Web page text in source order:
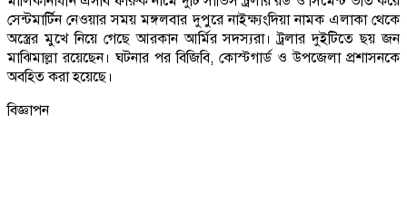
সেন্টমার্টিন নেওয়ার সময় মঙ্গলবার দুপুরে নাইক্ষ্যংদিয়া নামক এলাকা থেকে
অস্ত্রের মুখে নিয়ে গেছে আরকান আর্মির সদস্যরা। ট্রলার দুইটিতে ছয় জন
মাঝিমাল্লা রয়েছেন। ঘটনার পর বিজিবি, কোস্টগার্ড ও উপজেলা প্রশাসনকে
অবহিত করা হয়েছে।
বিজ্ঞাপন